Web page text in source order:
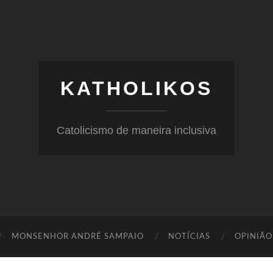
KATHOLIKOS
Catolicismo de maneira inclusiva
MONSENHOR ANDRÉ SAMPAIO NOTÍCIAS OPINIÃO